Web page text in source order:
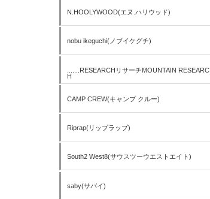
N.HOOLYWOOD(エヌ.ハリウッド)
nobu ikeguchi(ノブイケグチ)
.......RESEARCHリサーチMOUNTAIN RESEARC
H
CAMP CREW(キャンプ クルー)
Riprap(リップラップ)
South2 West8(サウスツーウエストエイト)
saby(サバイ)